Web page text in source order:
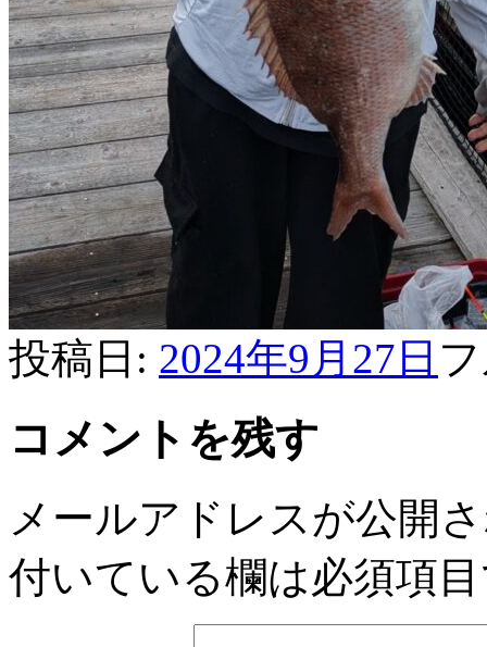
投稿日: 2024年9月27日
コメントを残す
メールアドレスが公開
付いている欄は必須項